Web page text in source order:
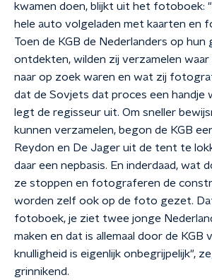
kwamen doen, blijkt uit het fotoboek:
hele auto volgeladen met kaarten en
Toen de KGB de Nederlanders op hun
ontdekten, wilden zij verzamelen waar
naar op zoek waren en wat zij
dat de Sovjets dat proces een handje
legt de regisseur uit. Om sneller
kunnen verzamelen, begon de KGB
Reydon en De Jager uit de tent te
daar een nepbasis. En inderdaad, wat
ze stoppen en fotograferen de
worden zelf ook op de foto gezet.
fotoboek, je ziet twee jonge
maken en dat is allemaal door de KGB
knulligheid is eigenlijk onbegrijpelijk",
grinnikend.